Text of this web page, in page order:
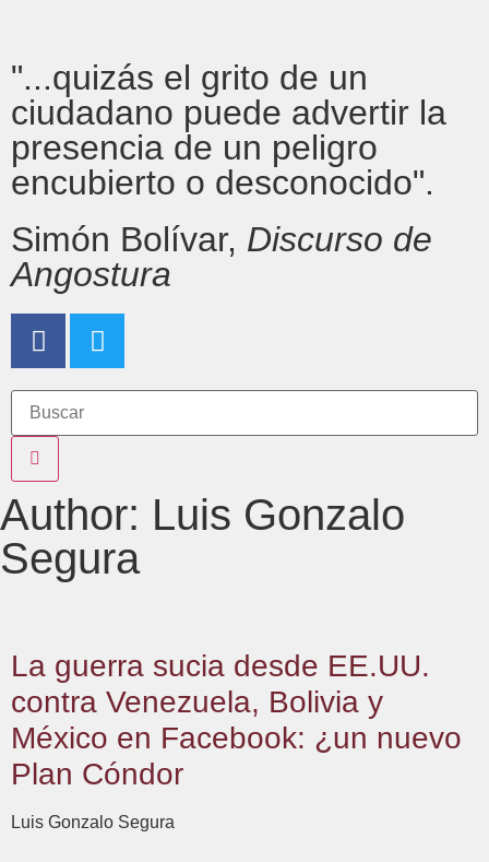
"...quizás el grito de un
ciudadano puede advertir la
presencia de un peligro
encubierto o desconocido".
Simón Bolívar, Discurso de
Angostura
Author: Luis Gonzalo
Segura
La guerra sucia desde EE.UU.
contra Venezuela, Bolivia y
México en Facebook: ¿un nuevo
Plan Cóndor
Luis Gonzalo Segura